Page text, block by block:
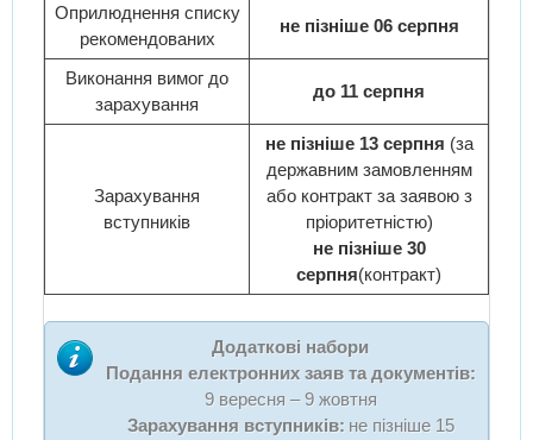
Оприлюднення списку
рекомендованих
не пізніше 06 серпня
Виконання вимог до
зарахування
до 11 серпня
Зарахування
вступників
не пізніше 13 серпня (за
державним замовленням
або контракт за заявою з
пріоритетністю)
не пізніше 30
серпня(контракт)
Додаткові набори
Подання електронних заяв та документів:
9 вересня – 9 жовтня
Зарахування вступників: не пізніше 15